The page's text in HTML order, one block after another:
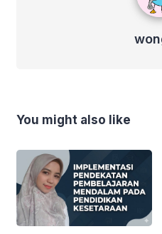
You might also like